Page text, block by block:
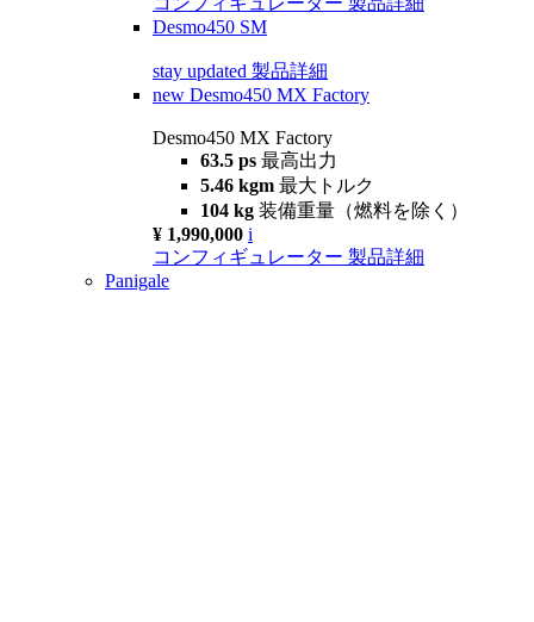
Desmo450 SM
stay updated 製品詳細
new Desmo450 MX Factory
Desmo450 MX Factory
63.5 ps 最高出力
5.46 kgm 最大トルク
104 kg 装備重量（燃料を除く）
¥ 1,990,000 i
コンフィギュレーター 製品詳細
Panigale